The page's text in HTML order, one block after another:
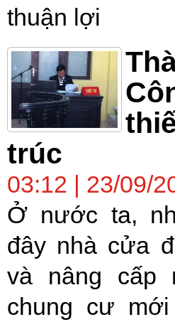
thuận lợi
trúc
03:12 | 23/09/
Ở nước ta,
đây nhà cửa
và nâng cấp
chung cư